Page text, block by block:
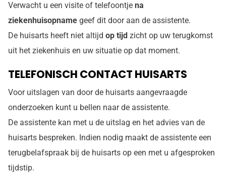
Verwacht u een visite of telefoontje na
ziekenhuisopname geef dit door aan de assistente.
De huisarts heeft niet altijd op tijd zicht op uw terugkomst
uit het ziekenhuis en uw situatie op dat moment.
TELEFONISCH CONTACT HUISARTS
Voor uitslagen van door de huisarts aangevraagde
onderzoeken kunt u bellen naar de assistente.
De assistente kan met u de uitslag en het advies van de
huisarts bespreken. Indien nodig maakt de assistente een
terugbelafspraak bij de huisarts op een met u afgesproken
tijdstip.